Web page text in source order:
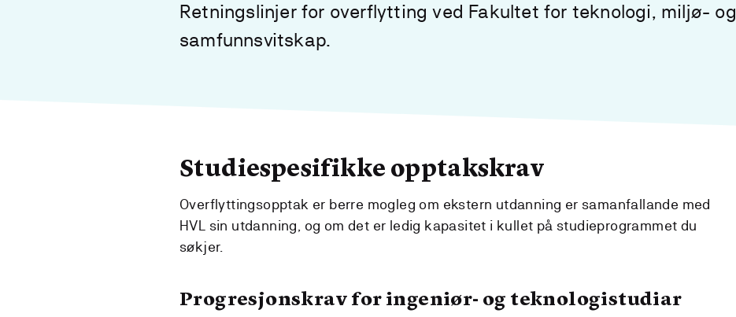
Retningslinjer for overflytting ved Fakultet for teknologi, miljø- og
samfunnsvitskap.
Studiespesifikke opptakskrav
Overflyttingsopptak er berre mogleg om ekstern utdanning er samanfallande med
HVL sin utdanning, og om det er ledig kapasitet i kullet på studieprogrammet du
søkjer.
Progresjonskrav for ingeniør- og teknologistudiar